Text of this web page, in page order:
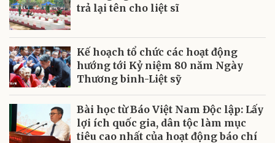
trả lại tên cho liệt sĩ
Kế hoạch tổ chức các hoạt động
hướng tới Kỷ niệm 80 năm Ngày
Thương binh-Liệt sỹ
Bài học từ Báo Việt Nam Độc lập: Lấy
lợi ích quốc gia, dân tộc làm mục
tiêu cao nhất của hoạt động báo chí